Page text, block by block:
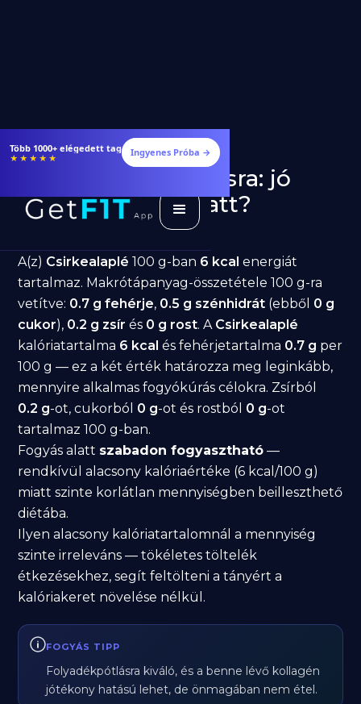
Több 1000+ elégedett tag
★★★★★ Ingyenes Próba →
Csirkealaplé fogyásra: jó
választás diéta alatt?
A(z) Csirkealaplé 100 g-ban 6 kcal energiát
tartalmaz. Makrótápanyag-összetétele 100 g-ra
vetítve: 0.7 g fehérje, 0.5 g szénhidrát (ebből 0 g
cukor), 0.2 g zsír és 0 g rost. A Csirkealaplé
kalóriatartalma 6 kcal és fehérjetartalma 0.7 g per
100 g — ez a két érték határozza meg leginkább,
mennyire alkalmas fogyókúrás célokra. Zsírból
0.2 g-ot, cukorból 0 g-ot és rostból 0 g-ot
tartalmaz 100 g-ban.
Fogyás alatt szabadon fogyasztható —
rendkívül alacsony kalóriaértéke (6 kcal/100 g)
miatt szinte korlátlan mennyiségben beilleszthető
diétába.
Ilyen alacsony kalóriatartalomnál a mennyiség
szinte irreleváns — tökéletes töltelék
étkezésekhez, segít feltölteni a tányért a
kalóriakeret növelése nélkül.
FOGYÁS TIPP
Folyadékpótlásra kiváló, és a benne lévő kollagén
jótékony hatású lehet, de önmagában nem étel.